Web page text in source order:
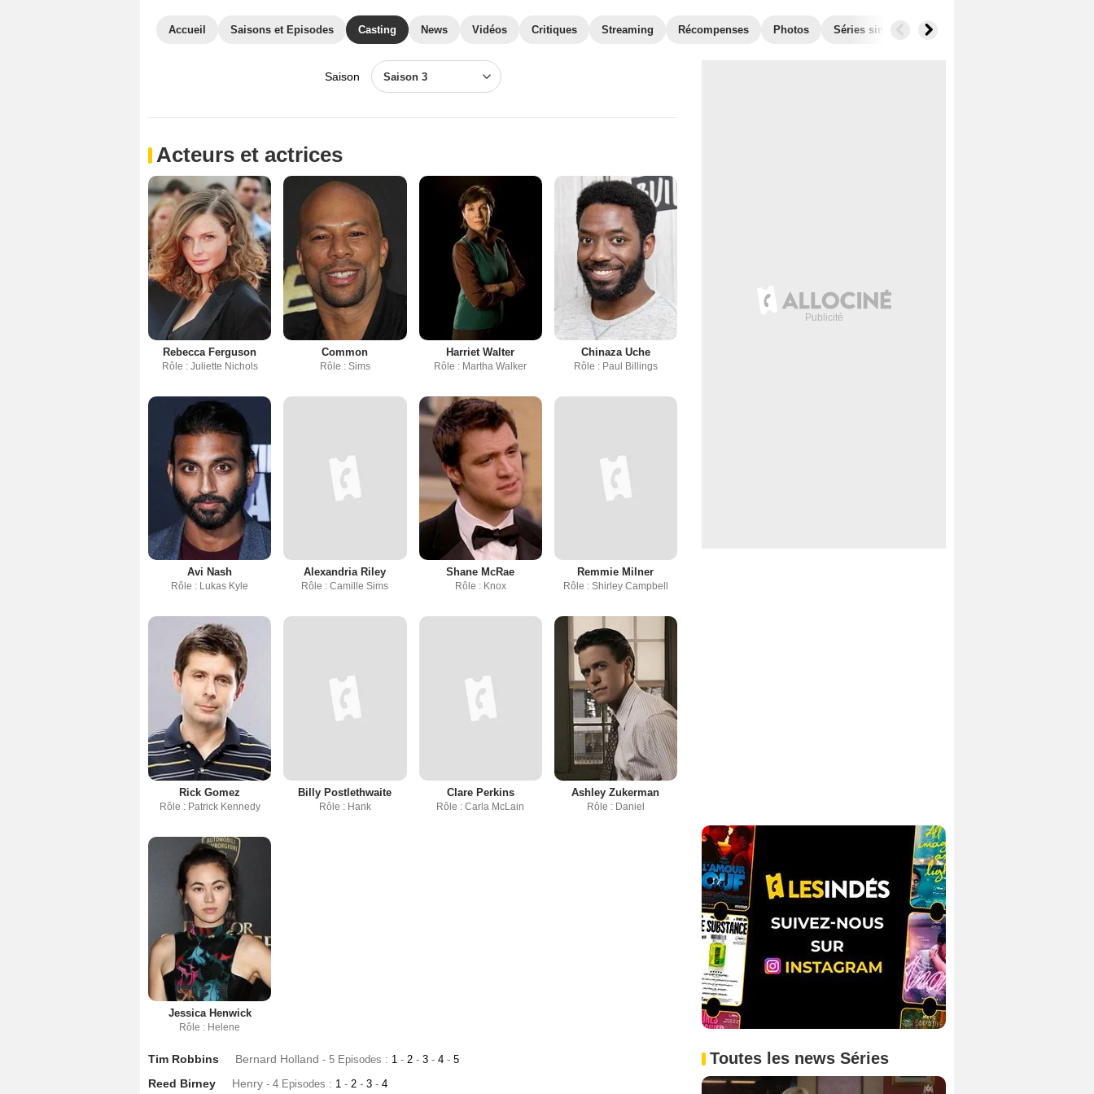
Accueil Saisons et Episodes Casting News Vidéos Critiques Streaming Récompenses Photos Séries similaires
Saison Saison 3
Acteurs et actrices
Rebecca Ferguson
Rôle : Juliette Nichols
Common
Rôle : Sims
Harriet Walter
Rôle : Martha Walker
Chinaza Uche
Rôle : Paul Billings
Avi Nash
Rôle : Lukas Kyle
Alexandria Riley
Rôle : Camille Sims
Shane McRae
Rôle : Knox
Remmie Milner
Rôle : Shirley Campbell
Rick Gomez
Rôle : Patrick Kennedy
Billy Postlethwaite
Rôle : Hank
Clare Perkins
Rôle : Carla McLain
Ashley Zukerman
Rôle : Daniel
Jessica Henwick
Rôle : Helene
Tim Robbins Bernard Holland - 5 Episodes : 1 - 2 - 3 - 4 - 5
Reed Birney Henry - 4 Episodes : 1 - 2 - 3 - 4
Toutes les news Séries